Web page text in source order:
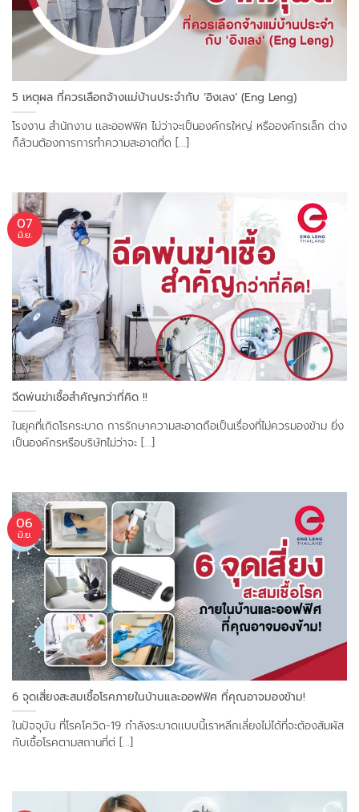
5 เหตุผล ที่ควรเลือกจ้างเเม่บ้านประจำกับ ‘อิงเลง’ (Eng Leng)
โรงงาน สำนักงาน เเละออฟฟิศ ไม่ว่าจะเป็นองค์กรใหญ่ หรือองค์กรเล็ก ต่าง
ก็ล้วนต้องการการทำความสะอาดที่ด [...]
ฉีดพ่นฆ่าเชื้อสำคัญกว่าที่คิด !!
ในยุคที่เกิดโรคระบาด การรักษาความสะอาดถือเป็นเรื่องที่ไม่ควรมองข้าม ยิ่ง
เป็นองค์กรหรือบริษัทไม่ว่าจะ [...]
07
มิ.ย.
6 จุดเสี่ยงสะสมเชื้อโรคภายในบ้านและออฟฟิศ ที่คุณอาจมองข้าม!
ในปัจจุบัน ที่โรคโควิด-19 กำลังระบาดเเบบนี้เราหลีกเลี่ยงไม่ได้ที่จะต้องสัมผัส
กับเชื้อโรคตามสถานที่ต่ [...]
06
มิ.ย.